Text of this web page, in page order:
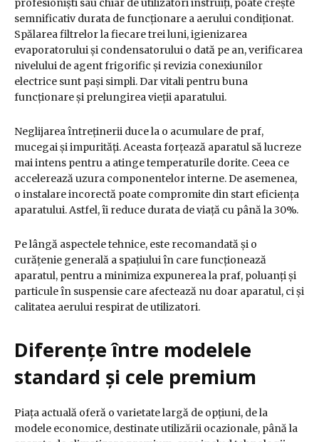
profesioniști sau chiar de utilizatori instruiți, poate crește
semnificativ durata de funcționare a aerului condiționat.
Spălarea filtrelor la fiecare trei luni, igienizarea
evaporatorului și condensatorului o dată pe an, verificarea
nivelului de agent frigorific și revizia conexiunilor
electrice sunt pași simpli. Dar vitali pentru buna
funcționare și prelungirea vieții aparatului.
Neglijarea întreținerii duce la o acumulare de praf,
mucegai și impurități. Aceasta forțează aparatul să lucreze
mai intens pentru a atinge temperaturile dorite. Ceea ce
accelerează uzura componentelor interne. De asemenea,
o instalare incorectă poate compromite din start eficiența
aparatului. Astfel, îi reduce durata de viață cu până la 30%.
Pe lângă aspectele tehnice, este recomandată și o
curățenie generală a spațiului în care funcționează
aparatul, pentru a minimiza expunerea la praf, poluanți și
particule în suspensie care afectează nu doar aparatul, ci și
calitatea aerului respirat de utilizatori.
Diferențe între modelele
standard și cele premium
Piața actuală oferă o varietate largă de opțiuni, de la
modele economice, destinate utilizării ocazionale, până la